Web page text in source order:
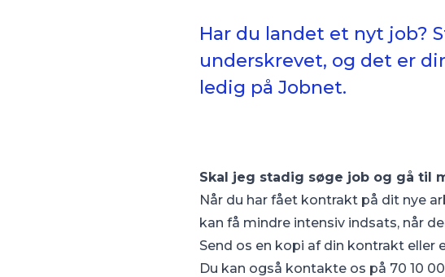
Har du landet et nyt job?
underskrevet, og det er
ledig på Jobnet.
Skal jeg stadig søge job og gå til
Når du har fået kontrakt på dit nye
kan få mindre intensiv indsats, når
Send os en kopi af din kontrakt
Du kan også kontakte os på 70 10